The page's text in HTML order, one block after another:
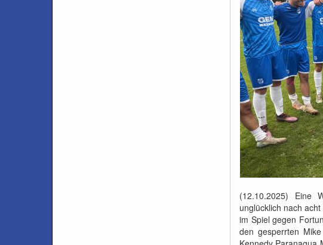
(12.10.2025) Eine
unglücklich nach
im Spiel gegen
den gesperrten